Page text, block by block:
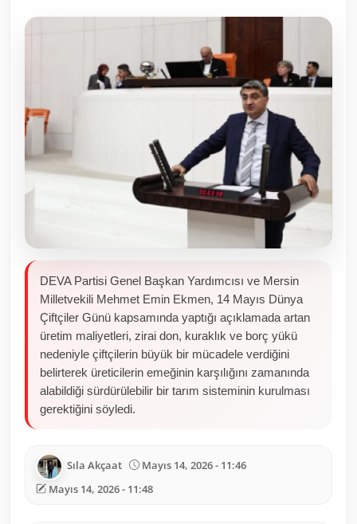
Resmi Reklamlar
DEVA Partisi Genel Başkan Yardımcısı ve Mersin
Milletvekili Mehmet Emin Ekmen, 14 Mayıs Dünya
Çiftçiler Günü kapsamında yaptığı açıklamada artan
üretim maliyetleri, zirai don, kuraklık ve borç yükü
nedeniyle çiftçilerin büyük bir mücadele verdiğini
belirterek üreticilerin emeğinin karşılığını zamanında
alabildiği sürdürülebilir bir tarım sisteminin kurulması
gerektiğini söyledi.
Sıla Akçaat
Mayıs 14, 2026 - 11:46
Mayıs 14, 2026 - 11:48